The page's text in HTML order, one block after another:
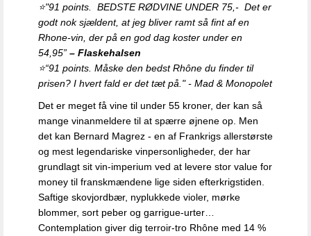
⭐"91 points. BEDSTE RØDVINE UNDER 75,- Det er
godt nok sjældent, at jeg bliver ramt så fint af en
Rhone-vin, der på en god dag koster under en
54,95” – Flaskehalsen
⭐“91 points. Måske den bedst Rhône du finder til
prisen? I hvert fald er det tæt på." - Mad & Monopolet
Det er meget få vine til under 55 kroner, der kan så
mange vinanmeldere til at spærre øjnene op. Men
det kan Bernard Magrez - en af Frankrigs allerstørste
og mest legendariske vinpersonligheder, der har
grundlagt sit vin-imperium ved at levere stor value for
money til franskmændene lige siden efterkrigstiden.
Saftige skovjordbær, nyplukkede violer, mørke
blommer, sort peber og garrigue-urter…
Contemplation giver dig terroir-tro Rhône med 14 %